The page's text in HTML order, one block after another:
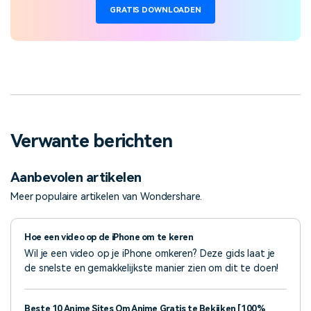
GRATIS DOWNLOADEN
Verwante berichten
Aanbevolen artikelen
Meer populaire artikelen van Wondershare.
Hoe een video op de iPhone om te keren
Wil je een video op je iPhone omkeren? Deze gids laat je
de snelste en gemakkelijkste manier zien om dit te doen!
Beste 10 Anime Sites Om Anime Gratis te Bekijken [100%